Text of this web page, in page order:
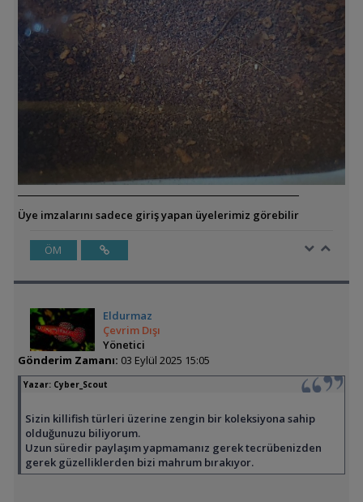
Üye imzalarını sadece giriş yapan üyelerimiz görebilir
ÖM
Eldurmaz
Çevrim Dışı
Yönetici
Gönderim Zamanı: 03 Eylül 2025 15:05
Yazar: Cyber_Scout
Sizin killifish türleri üzerine zengin bir koleksiyona sahip
olduğunuzu biliyorum.
Uzun süredir paylaşım yapmamanız gerek tecrübenizden
gerek güzelliklerden bizi mahrum bırakıyor.